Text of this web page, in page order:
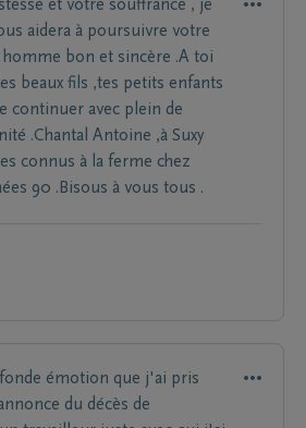
et votre souffrance , je
aidera à poursuivre votre
bon et sincère .A toi
beaux fils ,tes petits enfants
continuer avec plein de
.Chantal Antoine ,à Suxy
connus à la ferme chez
90 .Bisous à vous tous .
émotion que j'ai pris
du décès de